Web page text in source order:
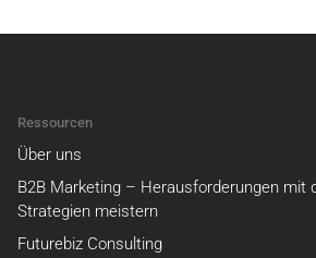
Ressourcen
Über uns
B2B Marketing – Herausforderungen mit
Strategien meistern
Futurebiz Consulting